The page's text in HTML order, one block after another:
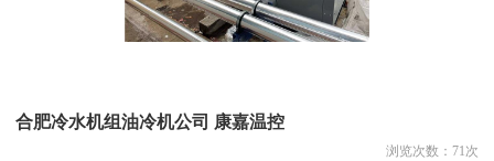
合肥冷水机组油冷机公司 康嘉温控
浏览次数： 71次